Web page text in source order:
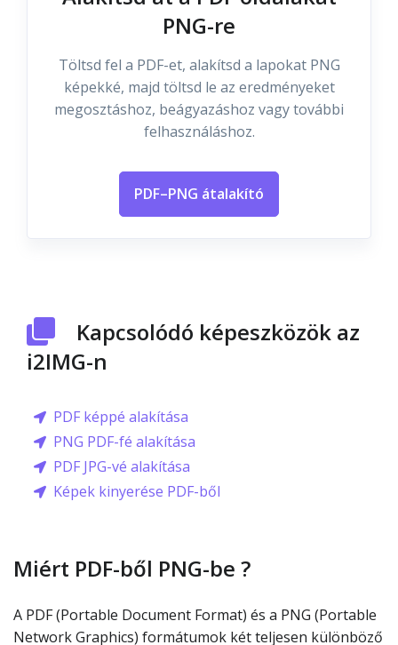
PNG-re
Töltsd fel a PDF-et, alakítsd a lapokat PNG
képekké, majd töltsd le az eredményeket
megosztáshoz, beágyazáshoz vagy további
felhasználáshoz.
PDF–PNG átalakító
Kapcsolódó képeszközök az
i2IMG-n
PDF képpé alakítása
PNG PDF-fé alakítása
PDF JPG-vé alakítása
Képek kinyerése PDF-ből
Miért PDF-ből PNG-be ?
A PDF (Portable Document Format) és a PNG (Portable
Network Graphics) formátumok két teljesen különböző